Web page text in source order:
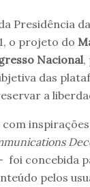
Presidência
o projeto do
Nacional,
das
a
foi concebida
pelos